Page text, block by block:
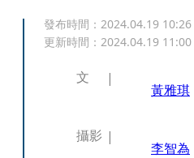
發布時間： 2024.04.19 10:26
更新時間： 2024.04.19 11:00
文
黃雅琪
攝影
李智為